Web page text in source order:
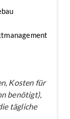
Kosten für
benötigt),
tägliche